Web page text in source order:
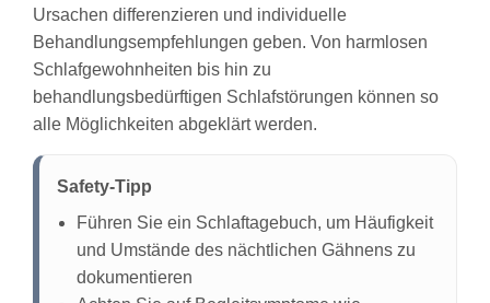
Ursachen differenzieren und individuelle
Behandlungsempfehlungen geben. Von harmlosen
Schlafgewohnheiten bis hin zu
behandlungsbedürftigen Schlafstörungen können so
alle Möglichkeiten abgeklärt werden.
Safety-Tipp
Führen Sie ein Schlaftagebuch, um Häufigkeit
und Umstände des nächtlichen Gähnens zu
dokumentieren